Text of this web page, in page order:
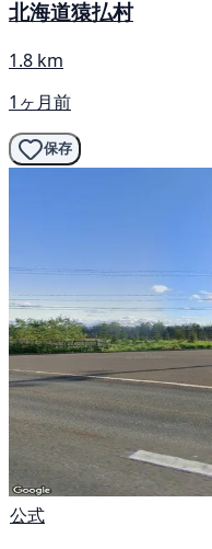
北海道猿払村
1.8 km
1ヶ月前
保存
公式